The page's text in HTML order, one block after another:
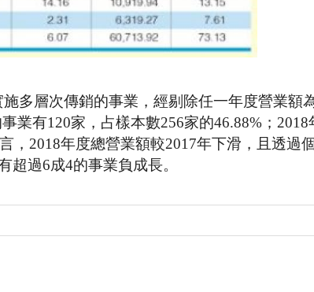
多層次傳銷的事業，經剔除任一年度營業額
業有120家，占樣本數256家的46.88%；2018
，2018年度總營業額較2017年下滑，且透過
過6成4的事業負成長。